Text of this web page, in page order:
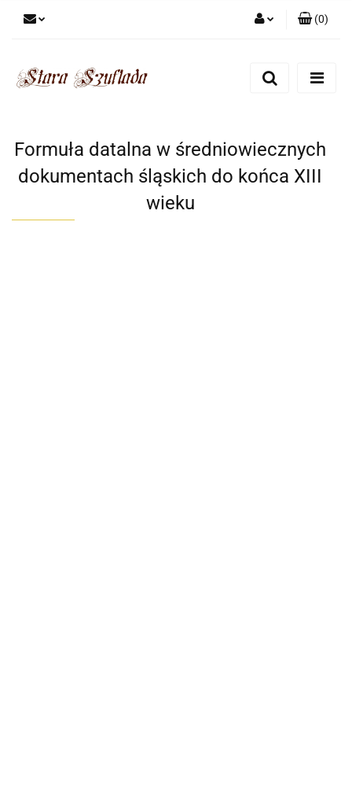
Zarejestruj się
(0)
Formuła datalna w średniowiecznych
dokumentach śląskich do końca XIII
wieku